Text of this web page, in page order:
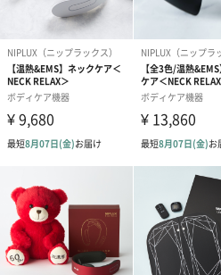
写真付きメッセージカ
ード（680円）
写真付き
ード（
ンク（680
ラッピング
ギフトラッピングを施してお届けし